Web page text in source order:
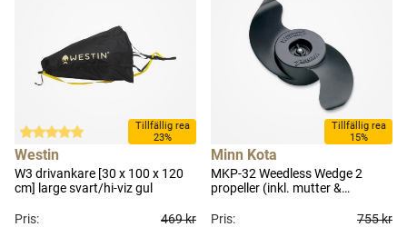
Tillfällig rea
23%
Westin
W3 drivankare [30 x 100 x 120
cm] large svart/hi-viz gul
Pris:
469 kr
Tillfällig rea
15%
Minn Kota
MKP-32 Weedless Wedge 2
propeller (inkl. mutter &
Pris:
755 kr